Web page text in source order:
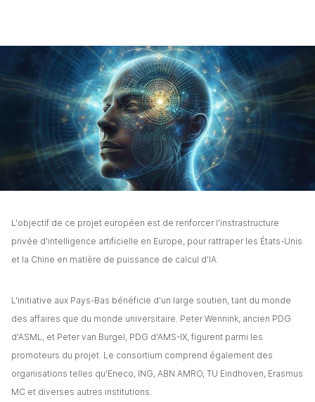
L'objectif de ce projet européen est de renforcer l'instrastructure
privée d'intelligence artificielle en Europe, pour rattraper les États-Unis
et la Chine en matière de puissance de calcul d'IA.
L'initiative aux Pays-Bas bénéficie d'un large soutien, tant du monde
des affaires que du monde universitaire. Peter Wennink, ancien PDG
d'ASML, et Peter van Burgel, PDG d'AMS-IX, figurent parmi les
promoteurs du projet. Le consortium comprend également des
organisations telles qu'Eneco, ING, ABN AMRO, TU Eindhoven, Erasmus
MC et diverses autres institutions.